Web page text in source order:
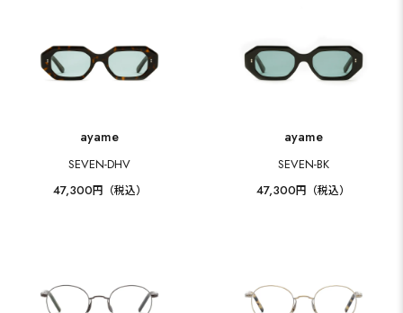
ayame
SEVEN-DHV
47,300円（税込）
ayame
SEVEN-BK
47,300円（税込）